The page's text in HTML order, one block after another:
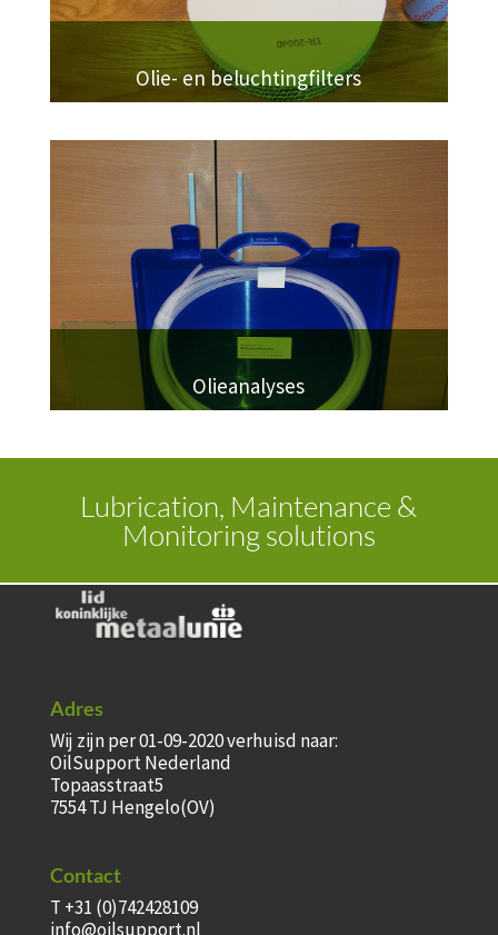
Olie- en beluchtingfilters
Olieanalyses
Lubrication, Maintenance &
Monitoring solutions
Adres
Wij zijn per 01-09-2020 verhuisd naar:
OilSupport Nederland
Topaasstraat5
7554 TJ Hengelo(OV)
Contact
T +31 (0)742428109
info@oilsupport.nl